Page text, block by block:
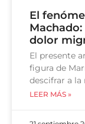
El
dolor
El presente
figura de
descifrar a la
LEER MÁS »